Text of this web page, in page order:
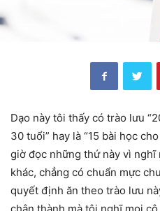
Dạo này tôi thấy có trào lưu
30 tuổi” hay là “15 bài học
giờ đọc những thứ này vì
khác, chẳng có chuẩn mực
quyết định ăn theo trào lưu
chân thành mà tôi nghĩ mọi